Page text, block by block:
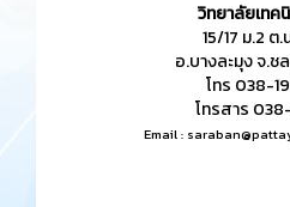
วิทยาลัยเทค
15/17 ม.2 ต.
อ.บางละมุง จ.ช
โทร 038-
โทรสาร
Email :